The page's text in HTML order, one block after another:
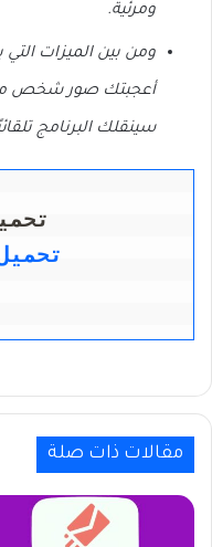
ومرئية.
ومن بين الميزات التي
أعجبتك صور شخص
سينقلك البرنامج
مقالات ذات صلة